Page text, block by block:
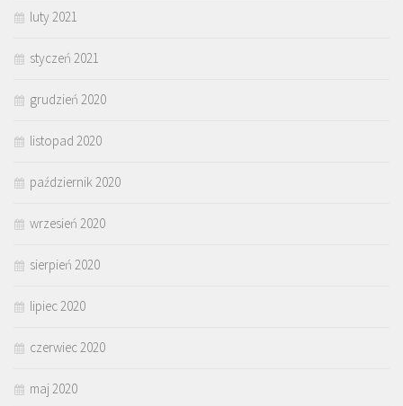
luty 2021
styczeń 2021
grudzień 2020
listopad 2020
październik 2020
wrzesień 2020
sierpień 2020
lipiec 2020
czerwiec 2020
maj 2020